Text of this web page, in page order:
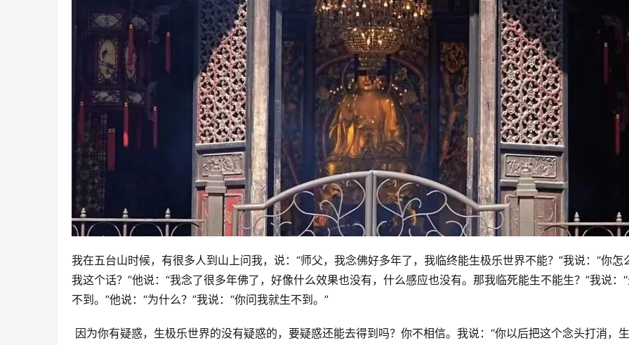
我在五台山时候，有很多人到山上问我，说：“师父，我念佛好多年了，我临终能生极乐世界不能？”我说：“你怎
我这个话？”他说：“我念了很多年佛了，好像什么效果也没有，什么感应也没有。那我临死能生不能生？”我说：
不到。”他说：“为什么？”我说：“你问我就生不到。”
因为你有疑惑，生极乐世界的没有疑惑的，要疑惑还能去得到吗？你不相信。我说：“你以后把这个念头打消，